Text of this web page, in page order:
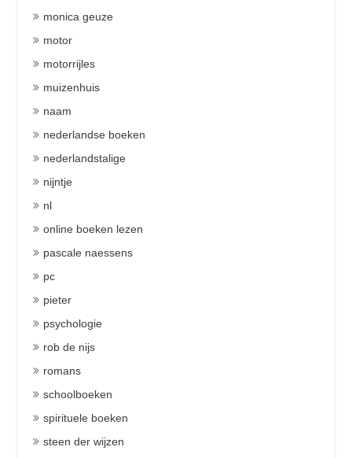
monica geuze
motor
motorrijles
muizenhuis
naam
nederlandse boeken
nederlandstalige
nijntje
nl
online boeken lezen
pascale naessens
pc
pieter
psychologie
rob de nijs
romans
schoolboeken
spirituele boeken
steen der wijzen